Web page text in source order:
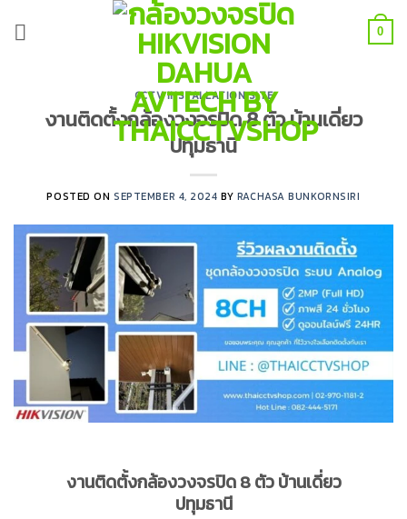
0
CCTV INSTALLATION SITE
งานติดตั้งกล้องวงจรปิด 8 ตัว บ้านเดี่ยว
ปทุมธานี
POSTED ONSEPTEMBER 4, 2024 BY RACHASA BUNKORNSIRI
งานติดตั้งกล้องวงจรปิด 8 ตัว บ้านเดี่ยว
ปทุมธานี